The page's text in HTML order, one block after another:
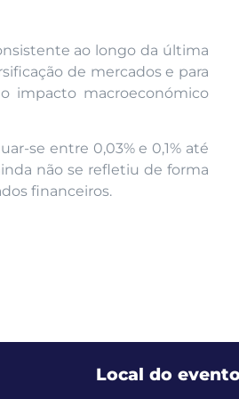
ao longo da última
de mercados e para
impacto macroeconómico
se entre 0,03% e 0,1% até
não se refletiu de forma
financeiros.
Local do evento